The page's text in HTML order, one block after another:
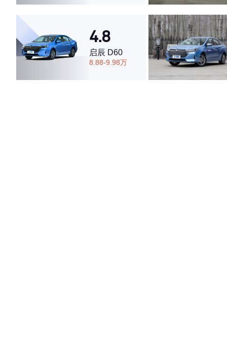
4.8
启辰 D60
8.88-9.98万